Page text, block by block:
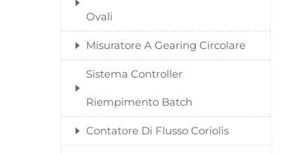
Ovali
Misuratore A Gearing Circolare
Sistema Controller
Riempimento Batch
Contatore Di Flusso Coriolis